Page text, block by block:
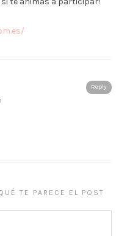
Reply
TE PARECE EL POST